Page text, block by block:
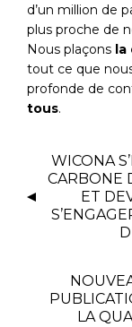
d’un million de
plus proche de
Nous plaçons la
tout ce que
profonde de
tous.
WICONA
CARBONE
ET
LA